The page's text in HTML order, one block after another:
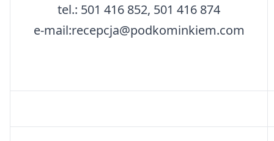
tel.: 501 416 852, 501 416 874
e-mail:recepcja@podkominkiem.com